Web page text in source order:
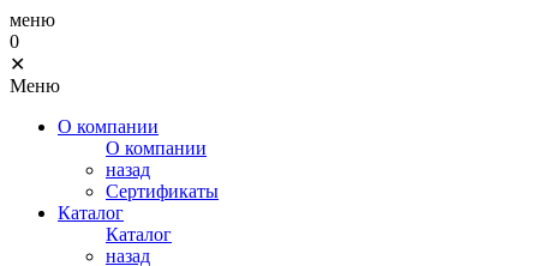
меню
0
✕
Меню
О компании
О компании
назад
Сертификаты
Каталог
Каталог
назад